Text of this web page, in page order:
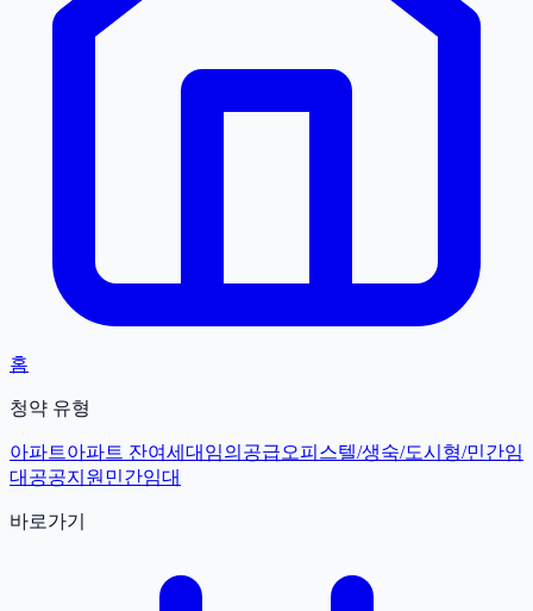
홈
청약 유형
아파트아파트 잔여세대 임의공급오피스텔/생숙/도시형/민간임
대 공공지원민간임대
바로가기